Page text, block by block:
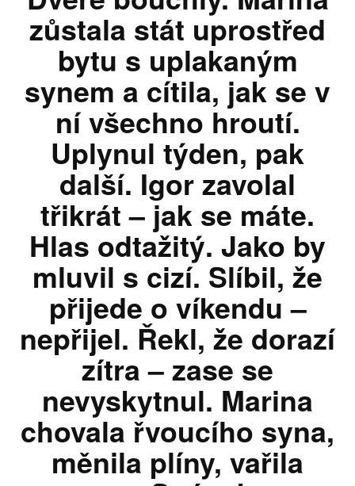
zůstala stát uprostřed
bytu s uplakaným
synem a cítila, jak se v
ní všechno hroutí.
Uplynul týden, pak
další. Igor zavolal
třikrát – jak se máte.
Hlas odtažitý. Jako by
mluvil s cizí. Slíbil, že
přijede o víkendu –
nepřijel. Řekl, že dorazí
zítra – zase se
nevyskytnul. Marina
chovala řvoucího syna,
měnila plíny, vařila